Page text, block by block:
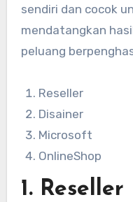
sendiri dan cocok
mendatangkan
peluang
Reseller
Disainer
Microsoft
OnlineShop
1. Reseller